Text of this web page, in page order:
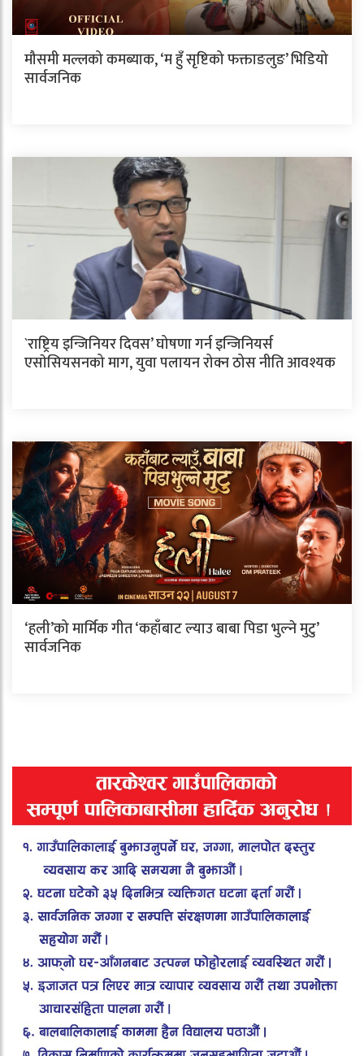
मौसमी मल्लको कमब्याक, ‘म हुँ सृष्टिको फक्ताङलुङ’ भिडियो
सार्वजनिक
`राष्ट्रिय इन्जिनियर दिवस’ घोषणा गर्न इन्जिनियर्स
एसाेसियसनको माग, युवा पलायन रोक्न ठोस नीति आवश्यक
‘हली’को मार्मिक गीत ‘कहाँबाट ल्याउ बाबा पिडा भुल्ने मुटु’
सार्वजनिक